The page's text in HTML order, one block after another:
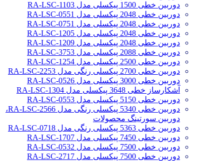
دوربین خطی 1500 پیکسلی مدل RA-LSC-1103
دوربین خطی 2048 پیکسلی مدل RA-LSC-0551
دوربین خطی 2048 پیکسلی مدل RA-LSC-0751
دوربین خطی 2048 پیکسلی مدل RA-LSC-1205
دوربین خطی 2048 پیکسلی مدل RA-LSC-1209
دوربین خطی 2088 پیکسلی مدل RA-LSC-3753
دوربین خطی 2500 پیکسلی مدل RA-LSC-1254
دوربین خطی 2700 پیکسلی رنگی مدل RA-LSC-2253
دوربین خطی 3000 پیکسلی مدل RA-LSC-0526
آشکارساز خطی 3648 پیکسلی مدل RA-LSC-1304
دوربین خطی 5150 پیکسلی مدل RA-LSC-0553
دوربین خطی 5340 پیکسلی رنگی مدل RA-LSC-2566،
دوربین سورتینگ محصولات
دوربین خطی 5363 پیکسلی رنگی مدل RA-LSC-0718
دوربین خطی 7450 پیکسلی مدل RA-LSC-1707
دوربین خطی 7500 پیکسلی مدل RA-LSC-0532
دوربین خطی 7500 پیکسلی مدل RA-LSC-2717